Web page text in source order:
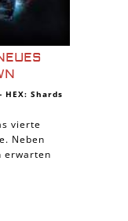
- HEX: Shards
vierte
Neben
erwarten